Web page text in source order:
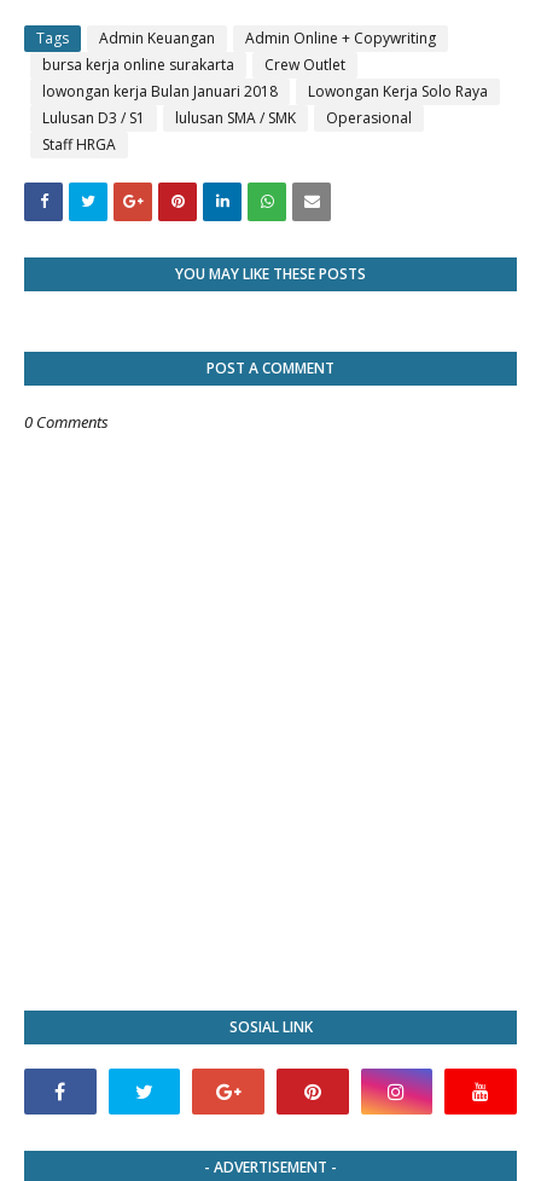
Tags Admin Keuangan
Admin Online + Copywriting
bursa kerja online surakarta
Crew Outlet
lowongan kerja Bulan Januari 2018
Lowongan Kerja Solo Raya
Lulusan D3 / S1
lulusan SMA / SMK
Operasional
Staff HRGA
YOU MAY LIKE THESE POSTS
POST A COMMENT
0 Comments
SOSIAL LINK
- ADVERTISEMENT -